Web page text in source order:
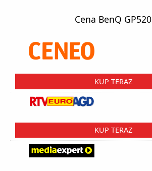
Cena BenQ GP520
KUP TERAZ
KUP TERAZ